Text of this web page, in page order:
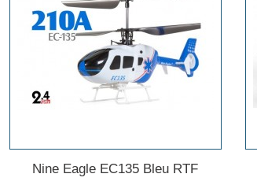
Nine Eagle EC135 Bleu RTF